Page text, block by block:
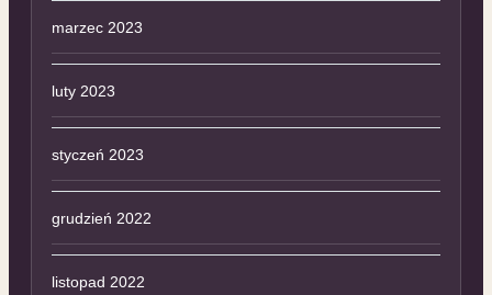
marzec 2023
luty 2023
styczeń 2023
grudzień 2022
listopad 2022